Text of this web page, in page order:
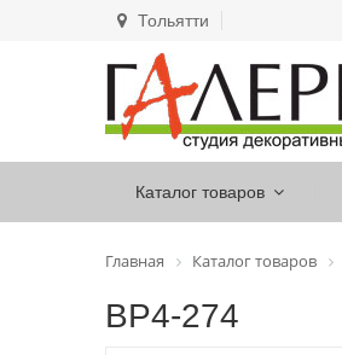
Тольятти
Каталог товаров
Главная Каталог товаров
ВР4-274